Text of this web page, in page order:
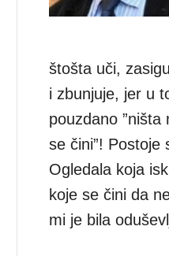
štošta uči,
i zbunjuje, jer u
pouzdano ”ništa
se čini”! Postoje
Ogledala koja
koje se čini da
mi je bila